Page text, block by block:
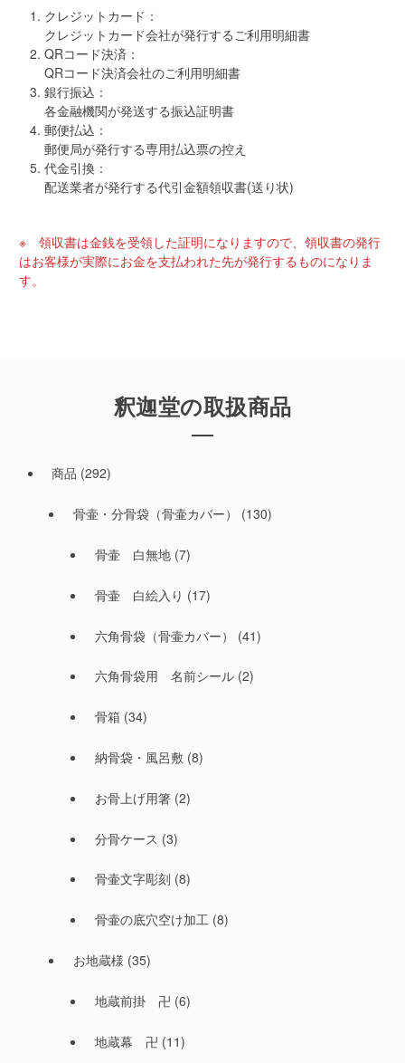
クレジットカード：
クレジットカード会社が発行するご利用明細書
QRコード決済：
QRコード決済会社のご利用明細書
銀行振込：
各金融機関が発送する振込証明書
郵便払込：
郵便局が発行する専用払込票の控え
代金引換：
配送業者が発行する代引金額領収書(送り状)
※ 領収書は金銭を受領した証明になりますので、領収書の発行
はお客様が実際にお金を支払われた先が発行するものになりま
す。
釈迦堂の取扱商品
商品 (292)
骨壷・分骨袋（骨壷カバー） (130)
骨壷 白無地(7)
骨壷 白絵入り (17)
六角骨袋（骨壷カバー） (41)
六角骨袋用 名前シール(2)
骨箱(34)
納骨袋・風呂敷(8)
お骨上げ用箸(2)
分骨ケース (3)
骨壷文字彫刻 (8)
骨壷の底穴空け加工(8)
お地蔵様 (35)
地蔵前掛 卍 (6)
地蔵幕 卍 (11)